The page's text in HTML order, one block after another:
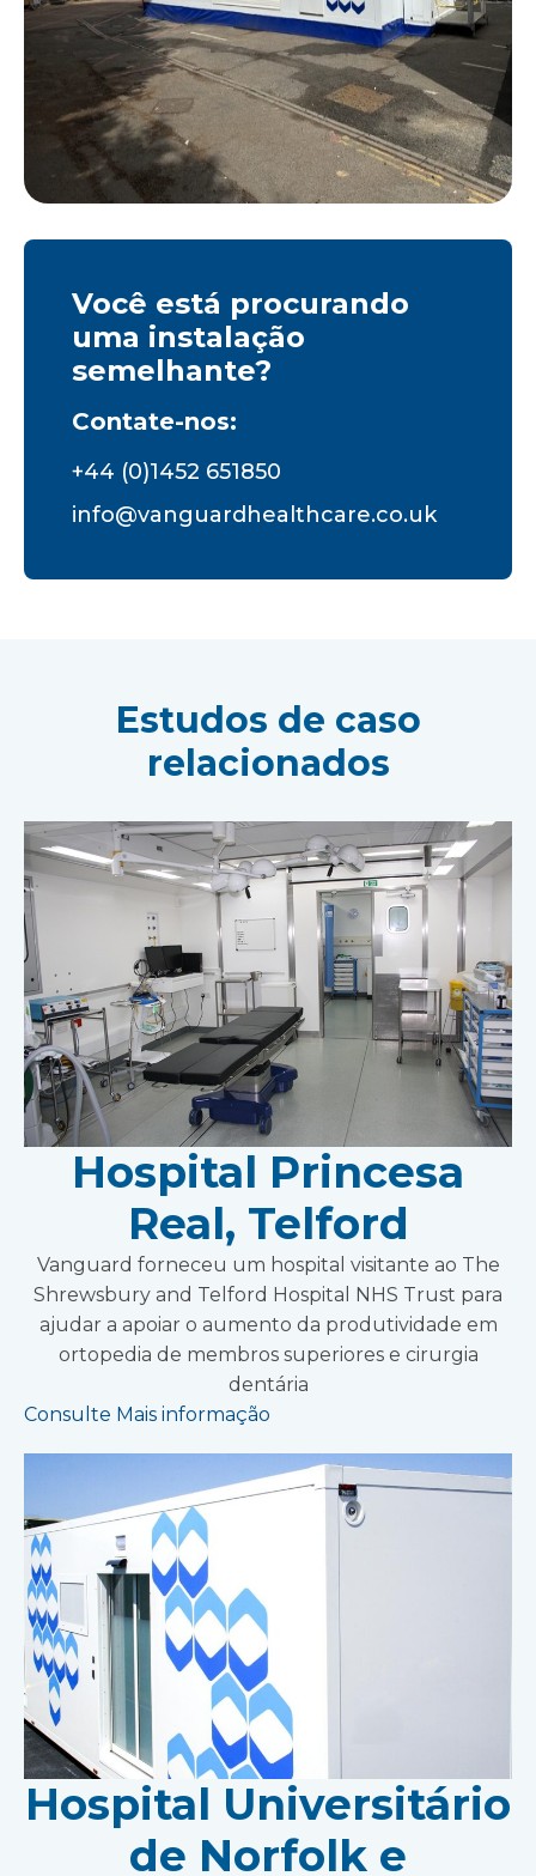
Você está procurando
uma instalação
semelhante?
Contate-nos:
+44 (0)1452 651850
info@vanguardhealthcare.co.uk
Estudos de caso
relacionados
Hospital Princesa
Real, Telford
Vanguard forneceu um hospital visitante ao The
Shrewsbury and Telford Hospital NHS Trust para
ajudar a apoiar o aumento da produtividade em
ortopedia de membros superiores e cirurgia
dentária
Consulte Mais informação
Hospital Universitário
de Norfolk e